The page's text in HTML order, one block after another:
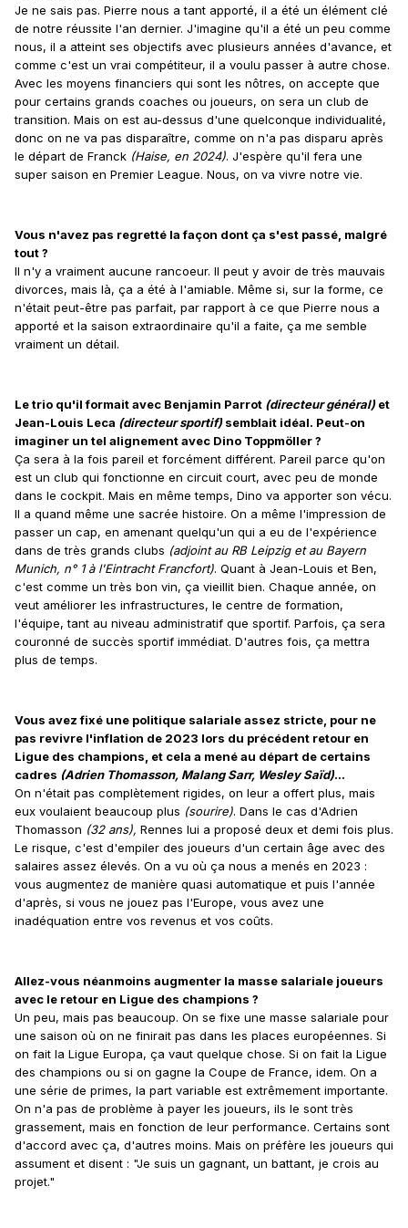
Je ne sais pas. Pierre nous a tant apporté, il a été un élément clé
de notre réussite l'an dernier. J'imagine qu'il a été un peu comme
nous, il a atteint ses objectifs avec plusieurs années d'avance, et
comme c'est un vrai compétiteur, il a voulu passer à autre chose.
Avec les moyens financiers qui sont les nôtres, on accepte que
pour certains grands coaches ou joueurs, on sera un club de
transition. Mais on est au-dessus d'une quelconque individualité,
donc on ne va pas disparaître, comme on n'a pas disparu après
le départ de Franck (Haise, en 2024). J'espère qu'il fera une
super saison en Premier League. Nous, on va vivre notre vie.
Vous n'avez pas regretté la façon dont ça s'est passé, malgré
tout ?
Il n'y a vraiment aucune rancoeur. Il peut y avoir de très mauvais
divorces, mais là, ça a été à l'amiable. Même si, sur la forme, ce
n'était peut-être pas parfait, par rapport à ce que Pierre nous a
apporté et la saison extraordinaire qu'il a faite, ça me semble
vraiment un détail.
Le trio qu'il formait avec Benjamin Parrot (directeur général)et
Jean-Louis Leca (directeur sportif)semblait idéal. Peut-on
imaginer un tel alignement avec Dino Toppmöller ?
Ça sera à la fois pareil et forcément différent. Pareil parce qu'on
est un club qui fonctionne en circuit court, avec peu de monde
dans le cockpit. Mais en même temps, Dino va apporter son vécu.
Il a quand même une sacrée histoire. On a même l'impression de
passer un cap, en amenant quelqu'un qui a eu de l'expérience
dans de très grands clubs (adjoint au RB Leipzig et au Bayern
Munich, n° 1 à l'Eintracht Francfort). Quant à Jean-Louis et Ben,
c'est comme un très bon vin, ça vieillit bien. Chaque année, on
veut améliorer les infrastructures, le centre de formation,
l'équipe, tant au niveau administratif que sportif. Parfois, ça sera
couronné de succès sportif immédiat. D'autres fois, ça mettra
plus de temps.
Vous avez fixé une politique salariale assez stricte, pour ne
pas revivre l'inflation de 2023 lors du précédent retour en
Ligue des champions, et cela a mené au départ de certains
cadres (Adrien Thomasson, Malang Sarr, Wesley Saïd)...
On n'était pas complètement rigides, on leur a offert plus, mais
eux voulaient beaucoup plus (sourire). Dans le cas d'Adrien
Thomasson (32 ans), Rennes lui a proposé deux et demi fois plus.
Le risque, c'est d'empiler des joueurs d'un certain âge avec des
salaires assez élevés. On a vu où ça nous a menés en 2023 :
vous augmentez de manière quasi automatique et puis l'année
d'après, si vous ne jouez pas l'Europe, vous avez une
inadéquation entre vos revenus et vos coûts.
Allez-vous néanmoins augmenter la masse salariale joueurs
avec le retour en Ligue des champions ?
Un peu, mais pas beaucoup. On se fixe une masse salariale pour
une saison où on ne finirait pas dans les places européennes. Si
on fait la Ligue Europa, ça vaut quelque chose. Si on fait la Ligue
des champions ou si on gagne la Coupe de France, idem. On a
une série de primes, la part variable est extrêmement importante.
On n'a pas de problème à payer les joueurs, ils le sont très
grassement, mais en fonction de leur performance. Certains sont
d'accord avec ça, d'autres moins. Mais on préfère les joueurs qui
assument et disent : "Je suis un gagnant, un battant, je crois au
projet."